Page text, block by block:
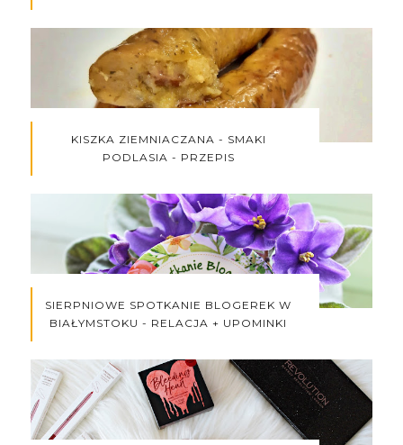
KISZKA ZIEMNIACZANA - SMAKI
PODLASIA - PRZEPIS
SIERPNIOWE SPOTKANIE BLOGEREK W
BIAŁYMSTOKU - RELACJA + UPOMINKI